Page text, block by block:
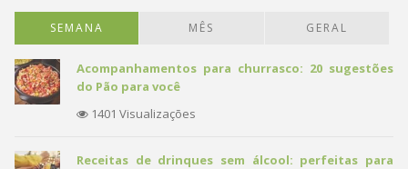
SEMANA MÊS GERAL
Acompanhamentos para churrasco: 20 sugestões
do Pão para você
1401 Visualizações
Receitas de drinques sem álcool: perfeitas para